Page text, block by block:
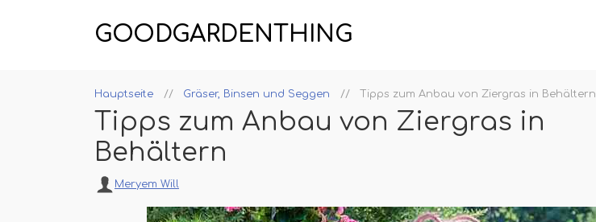
GOODGARDENTHING
Hauptseite Gräser, Binsen und Seggen Tipps zum Anbau von Ziergras in Behältern
Tipps zum Anbau von Ziergras in
Behältern
Meryem Will